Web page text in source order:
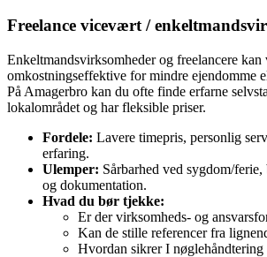
Freelance vicevært /
Enkeltmandsvirksomheder og freelancere
omkostningseffektive for mindre ejendomme
På Amagerbro kan du ofte finde erfarne
lokalområdet og har fleksible priser.
Fordele: Lavere timepris, personlig
erfaring.
Ulemper: Sårbarhed ved sygdom/
og dokumentation.
Hvad du bør tjekke:
Er der virksomheds‑ og
Kan de stille referencer fra
Hvordan sikrer I nøglehåndtering